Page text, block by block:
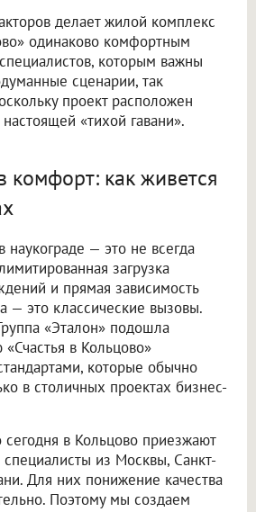
делает жилой комплекс
одинаково комфортным
которым важны
сценарии, так
проект расположен
«тихой гавани».
комфорт: как живется
— это не всегда
загрузка
и прямая зависимость
— это классические вызовы.
«Эталон» подошла
в Кольцово»
которые обычно
в столичных проектах бизнес-
в Кольцово приезжают
специалисты из Москвы, Санкт-
Для них понижение качества
Поэтому мы создаем